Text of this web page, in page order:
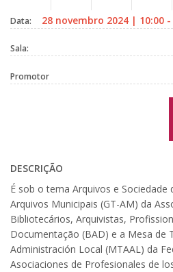
Data: 28 novembro 2024 | 10:00
Sala:
Promotor
DESCRIÇÃO
É sob o tema Arquivos e
Arquivos Municipais (GT-AM) da
Bibliotecários, Arquivistas,
Documentação (BAD) e a Mesa de
Administración Local (MTAAL) da
Asociaciones de Profesionales de